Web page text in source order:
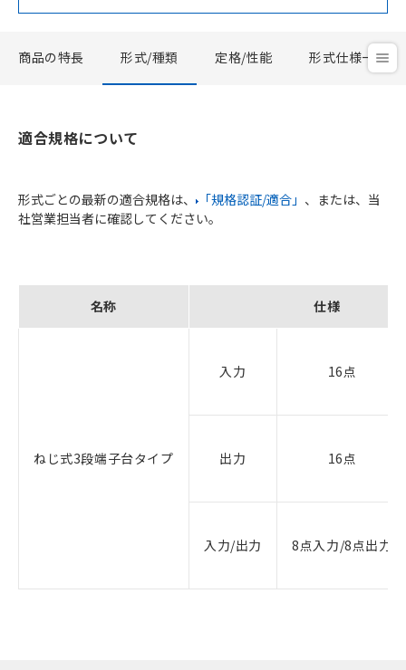
商品の特長 形式/種類 定格/性能 形式仕様一覧
適合規格について
形式ごとの最新の適合規格は、 「規格認証/適合」 、または、当
社営業担当者に確認してください。
名称 仕様
ねじ式3段端子台タイプ
入力 16点
出力 16点
入力/出力 8点入力/8点出力